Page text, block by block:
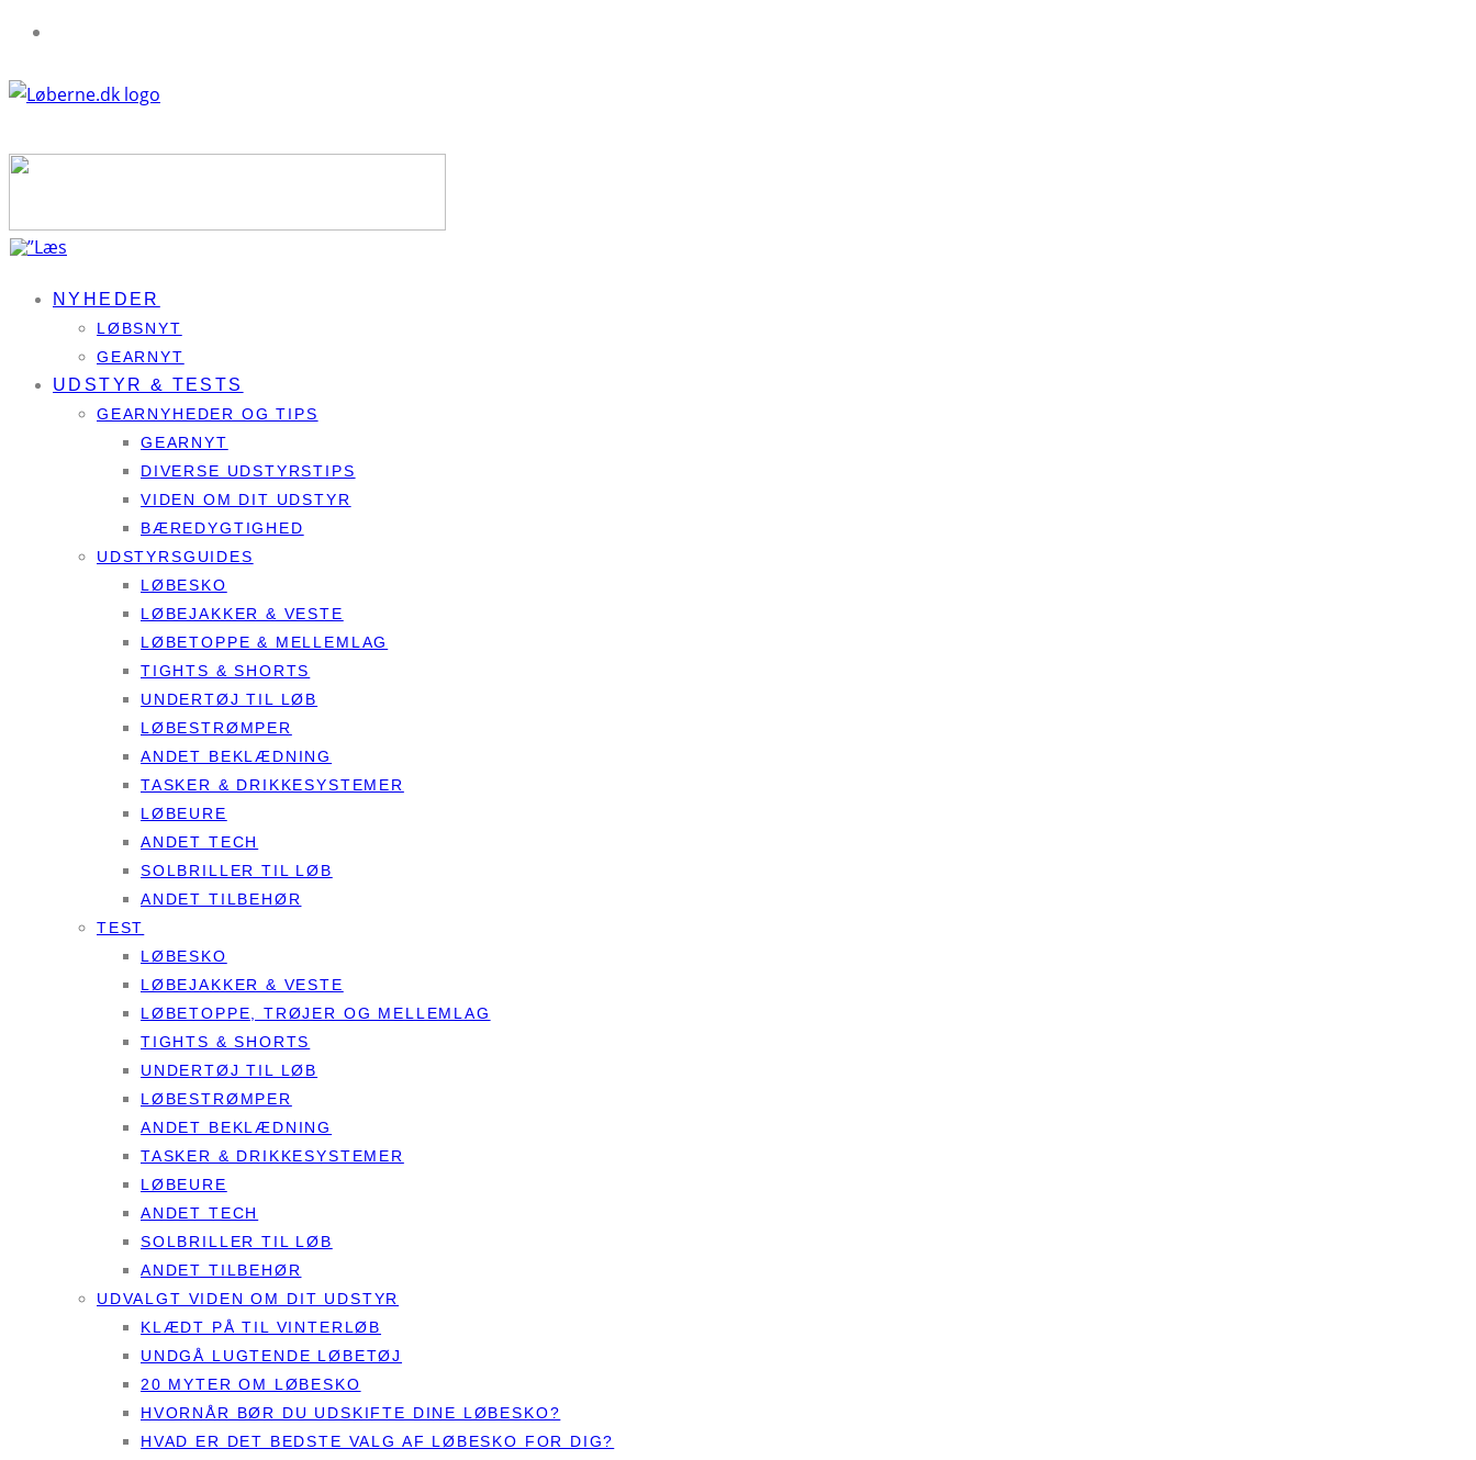
NYHEDER
LØBSNYT
GEARNYT
UDSTYR & TESTS
GEARNYHEDER OG TIPS
GEARNYT
DIVERSE UDSTYRSTIPS
VIDEN OM DIT UDSTYR
BÆREDYGTIGHED
UDSTYRSGUIDES
LØBESKO
LØBEJAKKER & VESTE
LØBETOPPE & MELLEMLAG
TIGHTS & SHORTS
UNDERTØJ TIL LØB
LØBESTRØMPER
ANDET BEKLÆDNING
TASKER & DRIKKESYSTEMER
LØBEURE
ANDET TECH
SOLBRILLER TIL LØB
ANDET TILBEHØR
TEST
LØBESKO
LØBEJAKKER & VESTE
LØBETOPPE, TRØJER OG MELLEMLAG
TIGHTS & SHORTS
UNDERTØJ TIL LØB
LØBESTRØMPER
ANDET BEKLÆDNING
TASKER & DRIKKESYSTEMER
LØBEURE
ANDET TECH
SOLBRILLER TIL LØB
ANDET TILBEHØR
UDVALGT VIDEN OM DIT UDSTYR
KLÆDT PÅ TIL VINTERLØB
UNDGÅ LUGTENDE LØBETØJ
20 MYTER OM LØBESKO
HVORNÅR BØR DU UDSKIFTE DINE LØBESKO?
HVAD ER DET BEDSTE VALG AF LØBESKO FOR DIG?